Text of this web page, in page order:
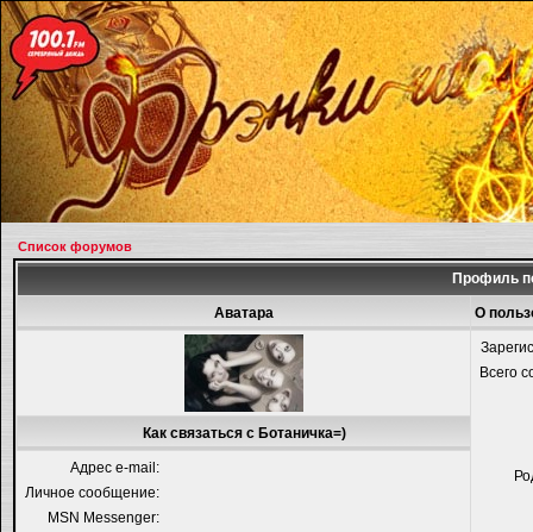
Список форумов
Профиль
Аватара О
Всего
Как связаться с Ботаничка=)
Адрес e-mail:
Личное сообщение:
MSN Messenger: